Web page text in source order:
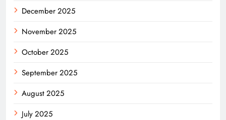
December 2025
November 2025
October 2025
September 2025
August 2025
July 2025